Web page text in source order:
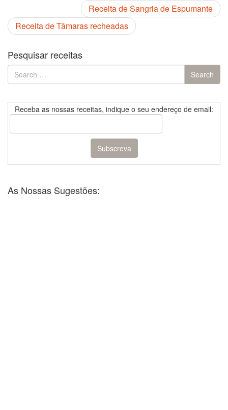
Receita de Sangria de Espumante
Receita de Tâmaras recheadas
Pesquisar receitas
Search
for:
Search
Receba as nossas receitas, indique o seu endereço de email:
As Nossas Sugestões: